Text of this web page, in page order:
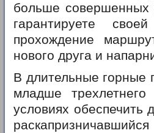
больше совершенных
гарантируете
прохождение
нового друга и
В длительные горные
младше
условиях